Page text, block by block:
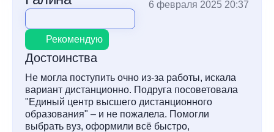
6 февраля 2025 20:37
Рекомендую
Достоинства
Не могла поступить очно из-за работы, искала
вариант дистанционно. Подруга посоветовала
"Единый центр высшего дистанционного
образования" – и не пожалела. Помогли
выбрать вуз, оформили всё быстро,